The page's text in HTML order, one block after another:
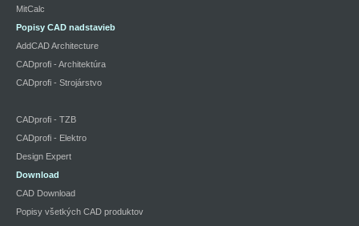
MitCalc
Popisy CAD nadstavieb
AddCAD Architecture
CADprofi - Architektúra
CADprofi - Strojárstvo
CADprofi - TZB
CADprofi - Elektro
Design Expert
Download
CAD Download
Popisy všetkých CAD produktov